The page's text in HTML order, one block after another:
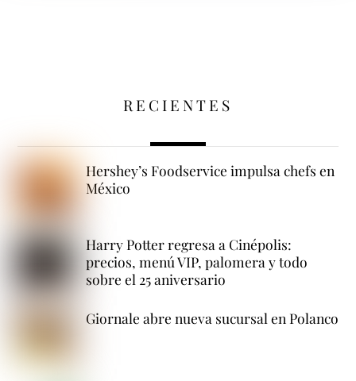
RECIENTES
Hershey’s Foodservice impulsa chefs en
México
Harry Potter regresa a Cinépolis:
precios, menú VIP, palomera y todo
sobre el 25 aniversario
Giornale abre nueva sucursal en Polanco